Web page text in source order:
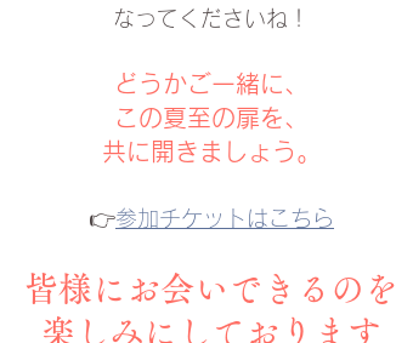
なってくださいね！
どうかご一緒に、
この夏至の扉を、
共に開きましょう。
👉参加チケットはこちら
皆様にお会いできるのを
楽しみにしております